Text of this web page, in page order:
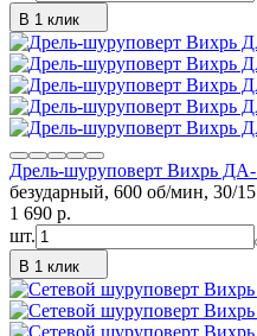
В 1 клик
Дрель-шуруповерт Вихрь ДА-
безударный, 600 об/мин, 30/
1 690 p.
шт.
В 1 клик